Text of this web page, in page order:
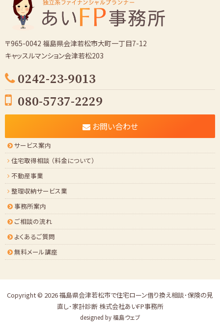
〒965-0042 福島県会津若松市大町一丁目7-12
キャッスルマンション会津若松203
0242-23-9013
080-5737-2229
お問い合わせ
サービス案内
住宅取得相談 （料金について）
不動産事業
整理収納サービス業
事務所案内
ご相談の流れ
よくあるご質問
無料メール講座
Copyright © 2026福島県会津若松市で住宅ローン借り換え相談･保険の見
直し･家計診断 株式会社あいFP事務所
designed by福島ウェブ